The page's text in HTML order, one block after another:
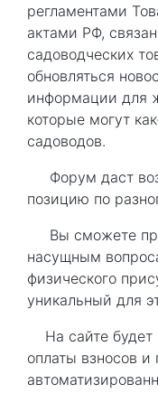
регламентами
актами РФ,
садоводческих
обновляться
информации для
которые могут
садоводов.
Форум даст
позицию по
Вы сможете
насущным
физического
уникальный для
На сайте будет
оплаты взносов и